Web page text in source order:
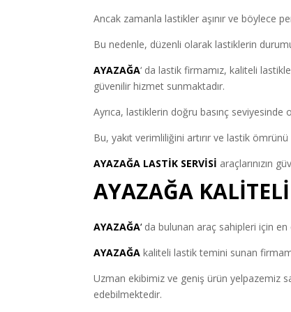
Ancak zamanla lastikler aşınır ve böylece
Bu nedenle, düzenli olarak lastiklerin
AYAZAĞA‘ da lastik firmamız, kaliteli
güvenilir hizmet sunmaktadır.
Ayrıca, lastiklerin doğru basınç
Bu, yakıt verimliliğini artırır ve lastik ömrünü
AYAZAĞA LASTİK SERVİSİ araçlarınızın
AYAZAĞA
AYAZAĞA‘ da bulunan araç sahipleri için
AYAZAĞA kaliteli lastik temini sunan
Uzman ekibimiz ve geniş ürün yelpazemiz
edebilmektedir.